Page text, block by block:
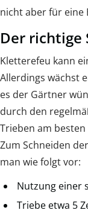
nicht aber für eine
Der richtige
Kletterefeu kann
Allerdings wächst
es der Gärtner
durch den
Trieben am
Zum Schneiden
man wie folgt vor:
Nutzung einer
Triebe etwa 5